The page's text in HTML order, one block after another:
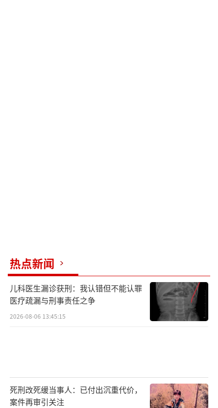
热点新闻
儿科医生漏诊获刑：我认错但不能认罪
医疗疏漏与刑事责任之争
2026-08-06 13:45:15
死刑改死缓当事人：已付出沉重代价，
案件再审引关注